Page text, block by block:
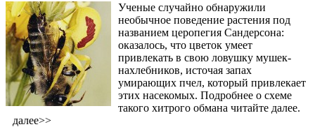
Ученые случайно обнаружили
необычное поведение растения под
названием церопегия Сандерсона:
оказалось, что цветок умеет
привлекать в свою ловушку мушек-
нахлебников, источая запах
умирающих пчел, который привлекает
этих насекомых. Подробнее о схеме
такого хитрого обмана читайте далее.
далее>>